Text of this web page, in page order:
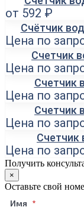
от 592 ₽
Счётчик
Цена по
Счетчик
Цена по
Счетчик
Цена по
Счетчик
Цена по
Счетчик
Цена по
Получить
×
Оставьте свой
Имя